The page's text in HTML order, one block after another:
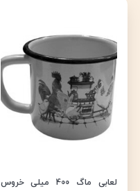
لعابی ماگ 400 میلی خروس